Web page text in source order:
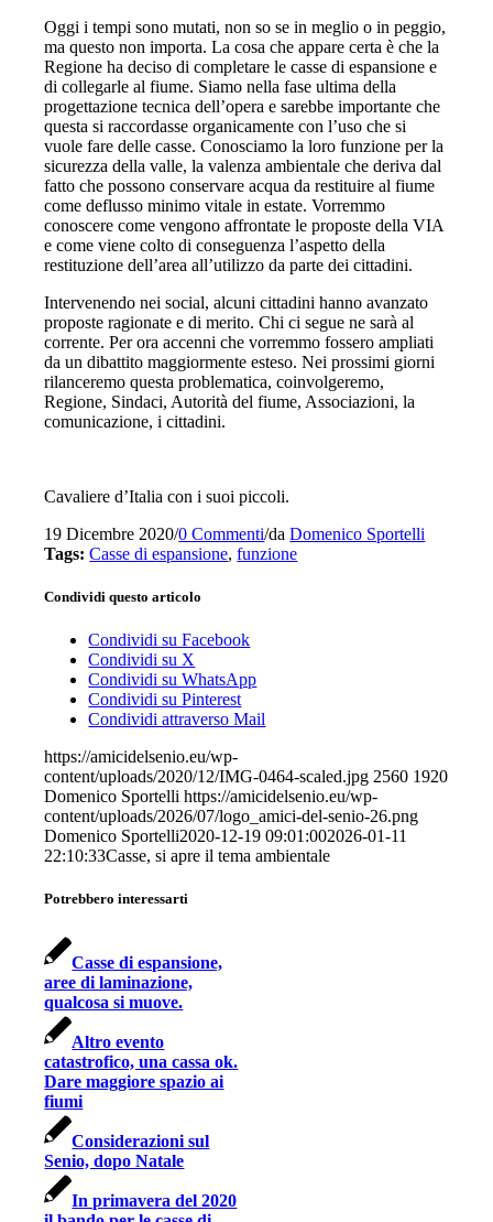
Oggi i tempi sono mutati, non so se in meglio o in peggio,
ma questo non importa. La cosa che appare certa è che la
Regione ha deciso di completare le casse di espansione e
di collegarle al fiume. Siamo nella fase ultima della
progettazione tecnica dell’opera e sarebbe importante che
questa si raccordasse organicamente con l’uso che si
vuole fare delle casse. Conosciamo la loro funzione per la
sicurezza della valle, la valenza ambientale che deriva dal
fatto che possono conservare acqua da restituire al fiume
come deflusso minimo vitale in estate. Vorremmo
conoscere come vengono affrontate le proposte della VIA
e come viene colto di conseguenza l’aspetto della
restituzione dell’area all’utilizzo da parte dei cittadini.
Intervenendo nei social, alcuni cittadini hanno avanzato
proposte ragionate e di merito. Chi ci segue ne sarà al
corrente. Per ora accenni che vorremmo fossero ampliati
da un dibattito maggiormente esteso. Nei prossimi giorni
rilanceremo questa problematica, coinvolgeremo,
Regione, Sindaci, Autorità del fiume, Associazioni, la
comunicazione, i cittadini.
Cavaliere d’Italia con i suoi piccoli.
19 Dicembre 2020/0 Commenti/daDomenico Sportelli
Tags: Casse di espansione,funzione
Condividi questo articolo
Condividi su Facebook
Condividi su X
Condividi su WhatsApp
Condividi su Pinterest
Condividi attraverso Mail
https://amicidelsenio.eu/wp-
content/uploads/2020/12/IMG-0464-scaled.jpg 2560 1920
Domenico Sportelli https://amicidelsenio.eu/wp-
content/uploads/2026/07/logo_amici-del-senio-26.png
Domenico Sportelli2020-12-19 09:01:002026-01-11
22:10:33Casse, si apre il tema ambientale
Potrebbero interessarti
Casse di espansione,
aree di laminazione,
qualcosa si muove.
Altro evento
catastrofico, una cassa ok.
Dare maggiore spazio ai
fiumi
Considerazioni sul
Senio, dopo Natale
In primavera del 2020